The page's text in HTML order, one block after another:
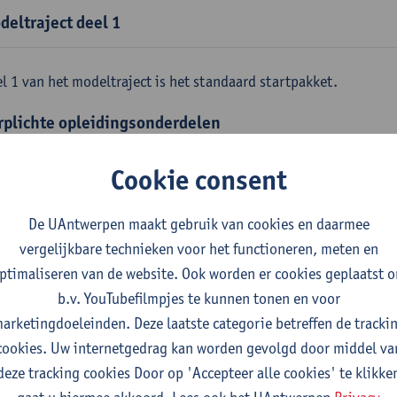
deel 1
1 van het modeltraject is het standaard startpakket.
opleidingsonderdelen
1E SEM
methoden en technieken
1E SEM
Jan Sijbers
chemie m.i.v. labovaardigheden
1E SEM
Frank Blockhuys Christophe De Bie
Cookie consent
De UAntwerpen maakt gebruik van cookies en daarmee
vergelijkbare technieken voor het functioneren, meten en
van de website. Ook worden er cookies geplaatst
b.v. YouTubefilmpjes te kunnen tonen en voor
Deze laatste categorie betreffen de
Uw internetgedrag kan worden gevolgd door middel
tracking cookies Door op 'Accepteer alle cookies' te